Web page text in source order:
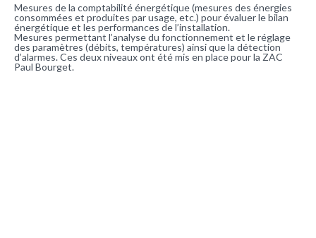
Mesures de la comptabilité énergétique (mesures des énergies
consommées et produites par usage, etc.) pour évaluer le bilan
énergétique et les performances de l’installation.
Mesures permettant l’analyse du fonctionnement et le réglage
des paramètres (débits, températures) ainsi que la détection
d’alarmes. Ces deux niveaux ont été mis en place pour la ZAC
Paul Bourget.